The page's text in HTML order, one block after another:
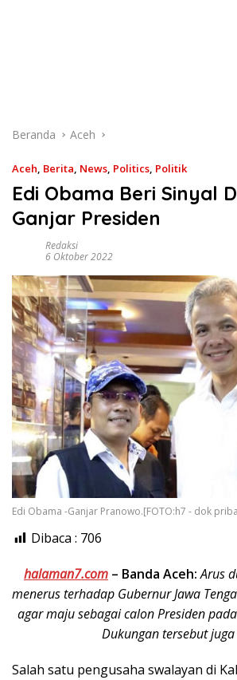
Beranda Aceh
Aceh, Berita, News, Politics, Politik
Edi Obama Beri Sinyal
Ganjar Presiden
Redaksi
6 Oktober 2022
Edi Obama -Ganjar Pranowo.[FOTO:h7 - dok
Dibaca : 706
halaman7.com – Banda Aceh: Arus
menerus terhadap Gubernur Jawa
agar maju sebagai calon Presiden
Dukungan tersebut
Salah satu pengusaha swalayan di